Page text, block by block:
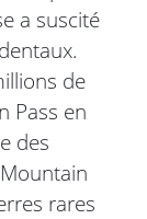
a suscité
de
Pass en
des
rares